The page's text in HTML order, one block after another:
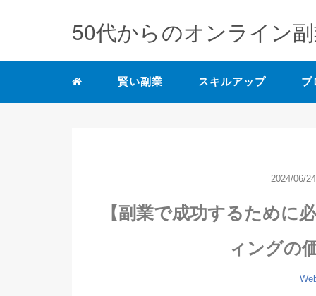
50代からのオンライン
賢い副業 スキルアップ ブ
2024/06/24
【副業で成功するために
ィングの